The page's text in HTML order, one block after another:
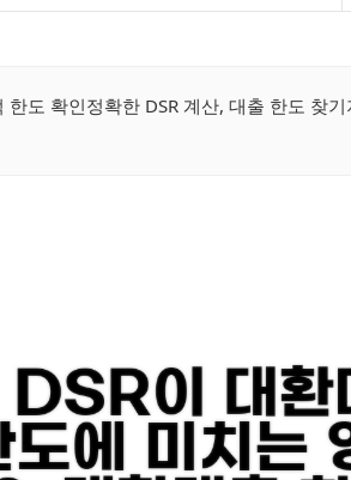
한도 확인정확한 DSR 계산, 대출 한도 찾